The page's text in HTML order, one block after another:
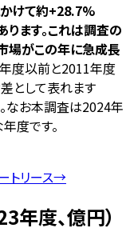
けて約+28.7%
ます。これは調査の
場がこの年に急成長
度以前と2011年度
として表れます
なお本調査は2024年
度です。
トリース→
度、億円）